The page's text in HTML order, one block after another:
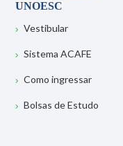
UNOESC
Vestibular
Sistema ACAFE
Como ingressar
Bolsas de Estudo